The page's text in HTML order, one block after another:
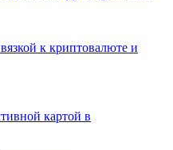
к криптовалюте и
картой в